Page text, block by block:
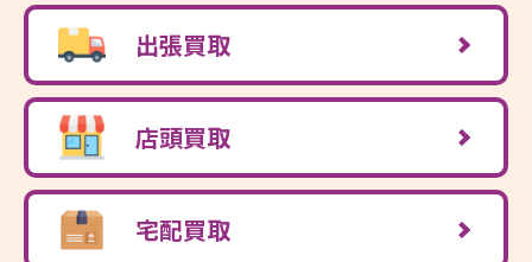
出張買取
店頭買取
宅配買取